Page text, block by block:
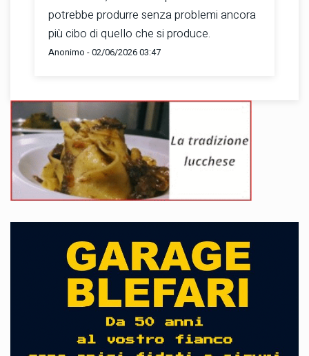
potrebbe produrre senza problemi ancora
più cibo di quello che si produce.
Anonimo - 02/06/2026 03:47